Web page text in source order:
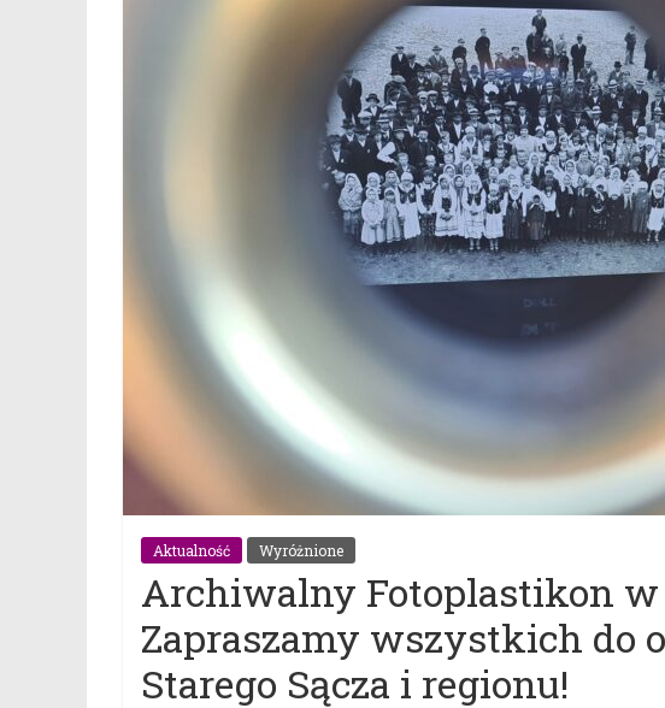
Aktualność Wyróżnione
Archiwalny Fotoplastikon w
Zapraszamy wszystkich
Starego Sącza i regionu!